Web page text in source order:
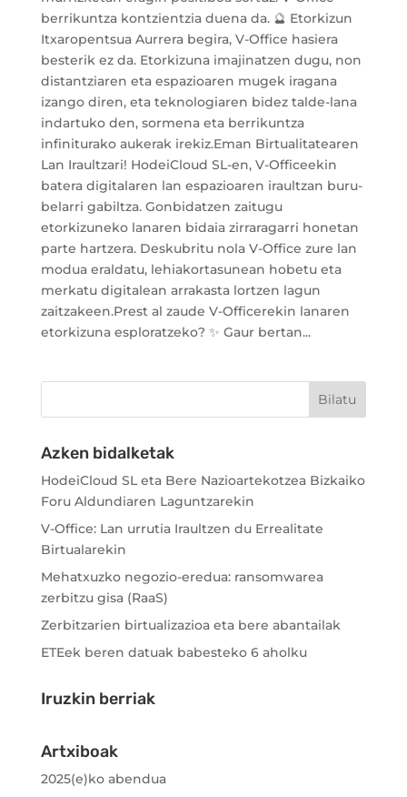
berrikuntza kontzientzia duena da. 🔮 Etorkizun
Itxaropentsua Aurrera begira, V-Office hasiera
besterik ez da. Etorkizuna imajinatzen dugu, non
distantziaren eta espazioaren mugek iragana
izango diren, eta teknologiaren bidez talde-lana
indartuko den, sormena eta berrikuntza
infiniturako aukerak irekiz.Eman Birtualitatearen
Lan Iraultzari! HodeiCloud SL-en, V-Officeekin
batera digitalaren lan espazioaren iraultzan buru-
belarri gabiltza. Gonbidatzen zaitugu
etorkizuneko lanaren bidaia zirraragarri honetan
parte hartzera. Deskubritu nola V-Office zure lan
modua eraldatu, lehiakortasunean hobetu eta
merkatu digitalean arrakasta lortzen lagun
zaitzakeen.Prest al zaude V-Officerekin lanaren
etorkizuna esploratzeko? ✨ Gaur bertan...
Azken bidalketak
HodeiCloud SL eta Bere Nazioartekotzea Bizkaiko
Foru Aldundiaren Laguntzarekin
V-Office: Lan urrutia Iraultzen du Errealitate
Birtualarekin
Mehatxuzko negozio-eredua: ransomwarea
zerbitzu gisa (RaaS)
Zerbitzarien birtualizazioa eta bere abantailak
ETEek beren datuak babesteko 6 aholku
Iruzkin berriak
Artxiboak
2025(e)ko abendua